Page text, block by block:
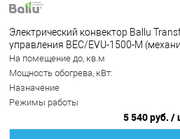
Электрический конвектор Ballu
управления BEC/EVU-1500-M
На помещение до, кв.м
Мощность обогрева, кВт:
Назначение
Режимы работы
5 540 руб. /